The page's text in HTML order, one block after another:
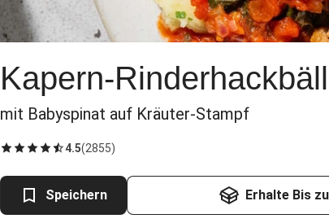
Kapern-
mit Babyspinat auf Kräuter-Stampf
4.5(2855)
Speichern Erhalte Bis